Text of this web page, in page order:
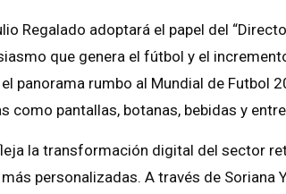
Regalado adoptará el papel del
que genera el fútbol y el
panorama rumbo al Mundial de Futbol
como pantallas, botanas, bebidas y
la transformación digital del sector
personalizadas. A través de Soriana